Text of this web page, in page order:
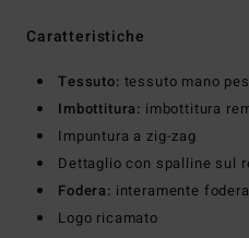
Caratteristiche
Tessuto: tessuto mano
Imbottitura: imbottitura
Impuntura a zig-zag
Dettaglio con spalline sul
Fodera: interamente
Logo ricamato